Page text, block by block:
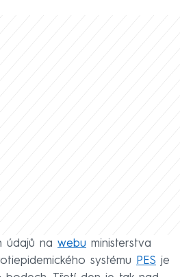
údajů na webu ministerstva
systému
PES je